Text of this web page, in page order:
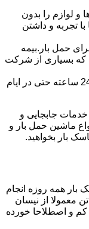
و لوازم را بدون
تجربه و داشتن
حمل بار.بیمه
که بسیاری از شرکت
امکان فعالیت و انجام خدمات بصورت 24 ساعته حتی در ایام
جابجایی و
ماشین حمل بار و
بار بخواهید.
بار همه روزه انجام
می شود.برای حمل و جابجایی بار با تناژ زیر 2 تن معمولا از نیسان
کم و اصطلاحا خورده